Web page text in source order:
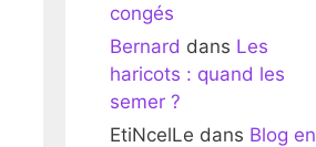
congés
Bernard dans Les
haricots : quand les
semer ?
EtiNcelLe dans Blog en